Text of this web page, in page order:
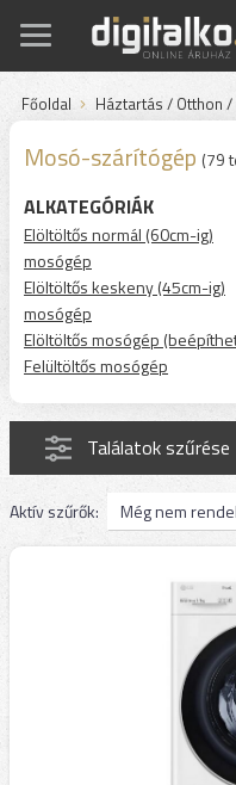
Főoldal Háztartás / Otthon /
Mosó-szárítógép (79
ALKATEGÓRIÁK
Elöltöltős normál (60cm-ig)
mosógép
Elöltöltős keskeny (45cm-ig)
mosógép
Elöltöltős mosógép
Felültöltős mosógép
Találatok szűrése
Aktív szűrők: Még nem